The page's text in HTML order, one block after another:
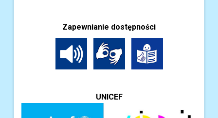
Zapewnianie dostępności
UNICEF